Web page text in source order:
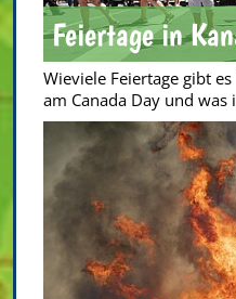
Feiertage in
Wieviele Feiertage gibt
am Canada Day und was